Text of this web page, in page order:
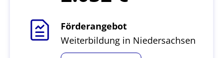
Förderangebot
Weiterbildung in Niedersachsen